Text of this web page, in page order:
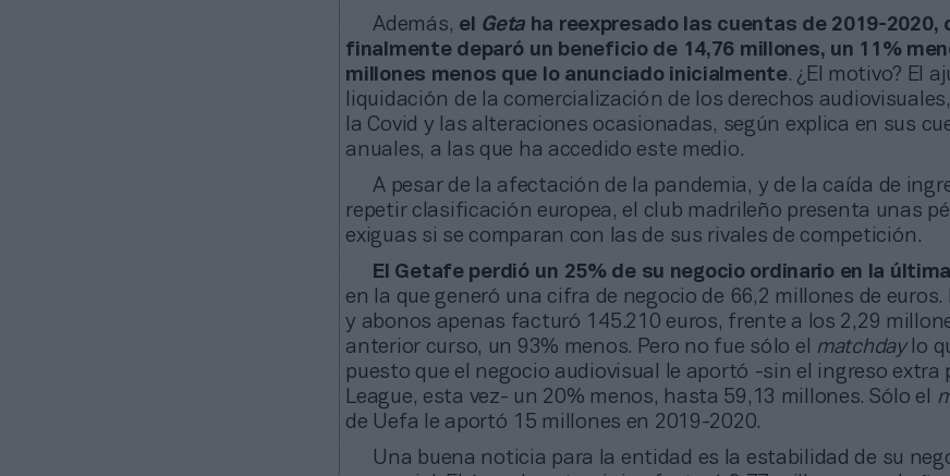
Además, el Geta ha reexpresado las cuentas de 2019-2020,
finalmente deparó un beneficio de 14,76 millones, un 11%
millones menos que lo anunciado inicialmente. ¿El motivo? El
liquidación de la comercialización de los derechos
la Covid y las alteraciones ocasionadas, según explica en sus
anuales, a las que ha accedido este medio.
A pesar de la afectación de la pandemia, y de la caída de
repetir clasificación europea, el club madrileño presenta unas
exiguas si se comparan con las de sus rivales de competición.
El Getafe perdió un 25% de su negocio ordinario en la
en la que generó una cifra de negocio de 66,2 millones de euros.
y abonos apenas facturó 145.210 euros, frente a los 2,29
anterior curso, un 93% menos. Pero no fue sólo el
matchdaylo
puesto que el negocio audiovisual le aportó -sin el ingreso extra
League, esta vez- un 20% menos, hasta 59,13 millones. Sólo el
de Uefa le aportó 15 millones en 2019-2020.
Una buena noticia para la entidad es la estabilidad de su